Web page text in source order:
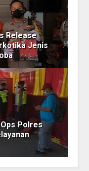
Release
Jenis
Polres